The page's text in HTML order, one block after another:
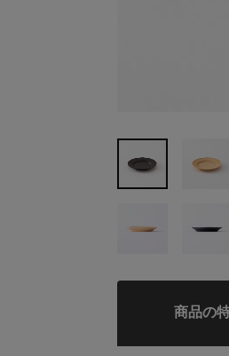
商品の